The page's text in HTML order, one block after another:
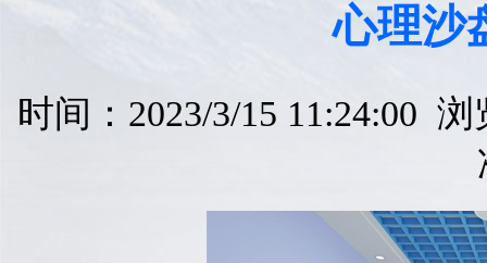
心理沙
时间：2023/3/15 11:24:00